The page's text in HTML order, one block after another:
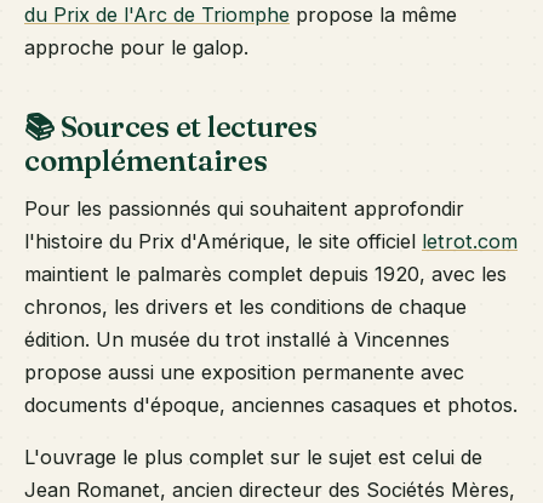
du Prix de l'Arc de Triomphe propose la même
approche pour le galop.
📚 Sources et lectures
complémentaires
Pour les passionnés qui souhaitent approfondir
l'histoire du Prix d'Amérique, le site officiel letrot.com
maintient le palmarès complet depuis 1920, avec les
chronos, les drivers et les conditions de chaque
édition. Un musée du trot installé à Vincennes
propose aussi une exposition permanente avec
documents d'époque, anciennes casaques et photos.
L'ouvrage le plus complet sur le sujet est celui de
Jean Romanet, ancien directeur des Sociétés Mères,